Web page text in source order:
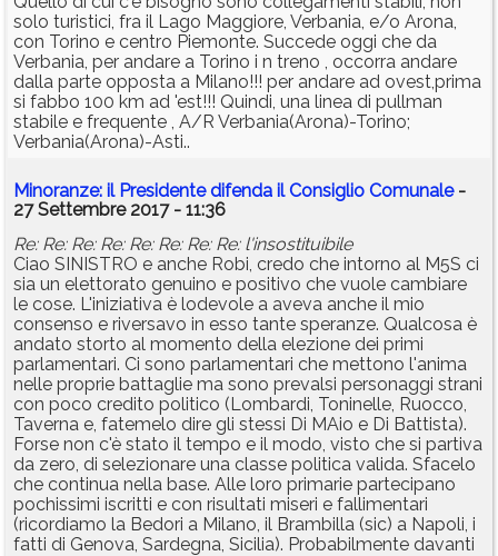
solo turistici, fra il Lago Maggiore, Verbania, e/o Arona,
con Torino e centro Piemonte. Succede oggi che da
Verbania, per andare a Torino i n treno , occorra andare
dalla parte opposta a Milano!!! per andare ad ovest,prima
si fabbo 100 km ad 'est!!! Quindi, una linea di pullman
stabile e frequente , A/R Verbania(Arona)-Torino;
Verbania(Arona)-Asti..
Minoranze: il Presidente difenda il Consiglio Comunale-
27 Settembre 2017 - 11:36
Re: Re: Re: Re: Re: Re: Re: Re: l'insostituibile
Ciao SINISTRO e anche Robi, credo che intorno al M5S ci
sia un elettorato genuino e positivo che vuole cambiare
le cose. L'iniziativa è lodevole a aveva anche il mio
consenso e riversavo in esso tante speranze. Qualcosa è
andato storto al momento della elezione dei primi
parlamentari. Ci sono parlamentari che mettono l'anima
nelle proprie battaglie ma sono prevalsi personaggi strani
con poco credito politico (Lombardi, Toninelle, Ruocco,
Taverna e, fatemelo dire gli stessi Di MAio e Di Battista).
Forse non c'è stato il tempo e il modo, visto che si partiva
da zero, di selezionare una classe politica valida. Sfacelo
che continua nella base. Alle loro primarie partecipano
pochissimi iscritti e con risultati miseri e fallimentari
(ricordiamo la Bedori a Milano, il Brambilla (sic) a Napoli, i
fatti di Genova, Sardegna, Sicilia). Probabilmente davanti